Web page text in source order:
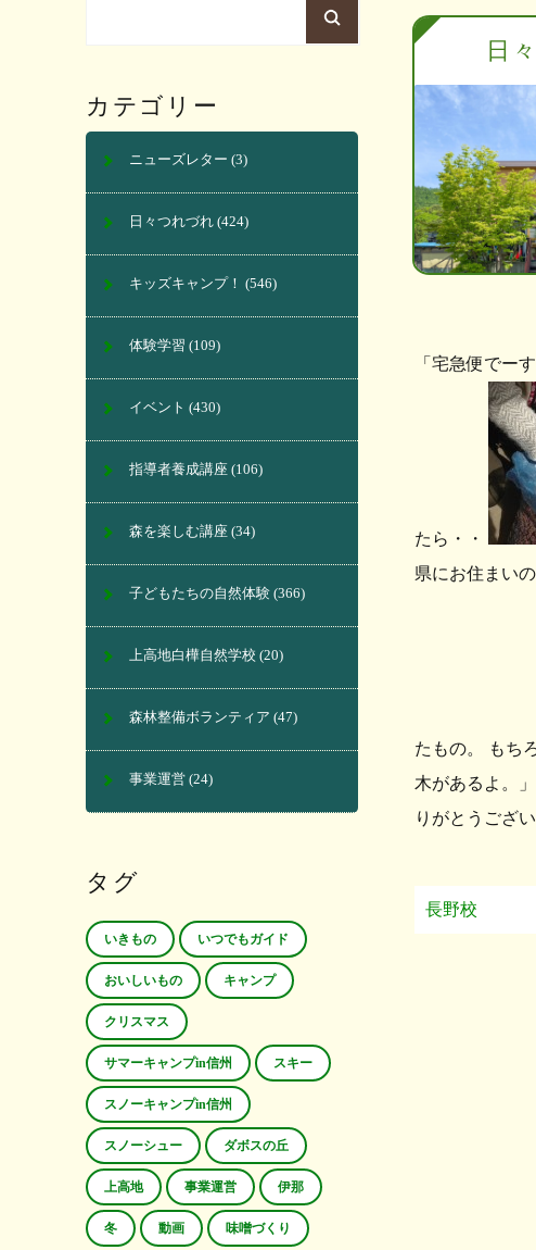
日
「宅急便でー
たら・・
県にお住まい
たもの。 もち
木があるよ。
りがとうござ
長野校
カテゴリー
ニューズレター (3)
日々つれづれ (424)
キッズキャンプ！ (546)
体験学習 (109)
イベント (430)
指導者養成講座 (106)
森を楽しむ講座 (34)
子どもたちの自然体験 (366)
上高地白樺自然学校 (20)
森林整備ボランティア (47)
事業運営 (24)
タグ
いきもの いつでもガイド
おいしいもの キャンプ
クリスマス
サマーキャンプin信州 スキー
スノーキャンプin信州
スノーシュー ダボスの丘
上高地 事業運営 伊那
冬 動画 味噌づくり